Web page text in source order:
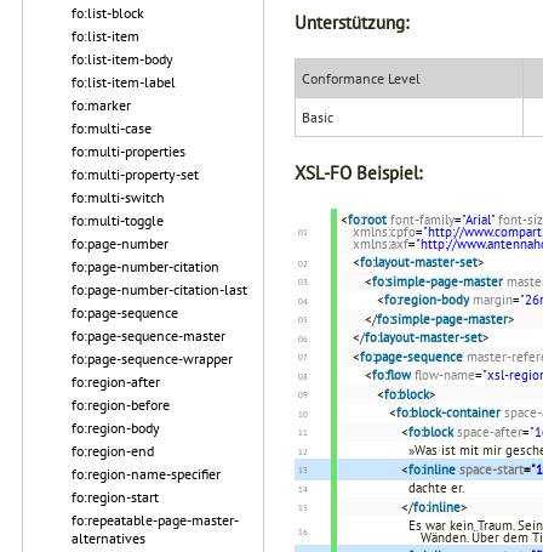
fo:list-block
fo:list-item
fo:list-item-body
fo:list-item-label
fo:marker
fo:multi-case
fo:multi-properties
fo:multi-property-set
fo:multi-switch
fo:multi-toggle
fo:page-number
fo:page-number-citation
fo:page-number-citation-last
fo:page-sequence
fo:page-sequence-master
fo:page-sequence-wrapper
fo:region-after
fo:region-before
fo:region-body
fo:region-end
fo:region-name-specifier
fo:region-start
fo:repeatable-page-master-
alternatives
Unterstützung:
Conformance Level
Basic
XSL-FO Beispiel:
<fo:root font-family="Arial" font-
xmlns:cpfo="http://
xmlns:axf="http://
<fo:layout-master-set>
<fo:simple-page-master
<fo:region-body margin=
</fo:simple-page-master>
</fo:layout-master-set>
<fo:page-sequence master-
<fo:flow flow-name="xsl-
<fo:block>
<fo:block-container
<fo:block space-after=
»Was ist mit mir
<fo:inline space-start=
dachte er.
</fo:inline>
Es war kein Traum.
Wänden. Über dem